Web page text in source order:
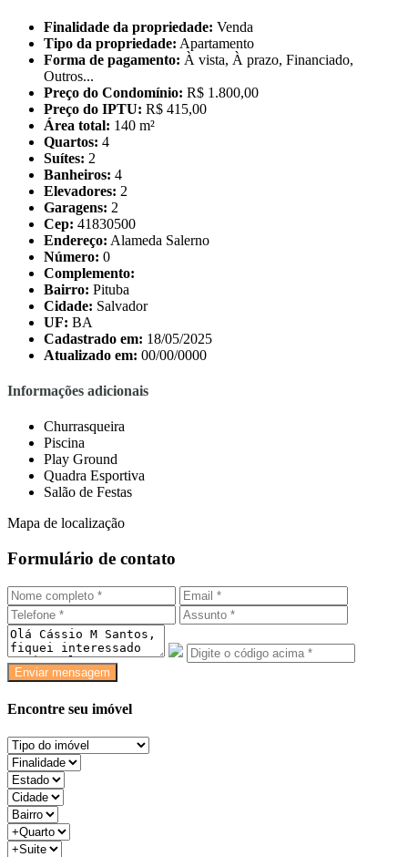
Finalidade da propriedade: Venda
Tipo da propriedade: Apartamento
Forma de pagamento: À vista, À prazo, Financiado,
Outros...
Preço do Condomínio: R$ 1.800,00
Preço do IPTU: R$ 415,00
Área total: 140 m²
Quartos: 4
Suítes: 2
Banheiros: 4
Elevadores: 2
Garagens: 2
Cep: 41830500
Endereço: Alameda Salerno
Número: 0
Complemento:
Bairro: Pituba
Cidade: Salvador
UF: BA
Cadastrado em: 18/05/2025
Atualizado em: 00/00/0000
Informações adicionais
Churrasqueira
Piscina
Play Ground
Quadra Esportiva
Salão de Festas
Mapa de localização
Formulário de contato
Enviar mensagem
Encontre seu imóvel